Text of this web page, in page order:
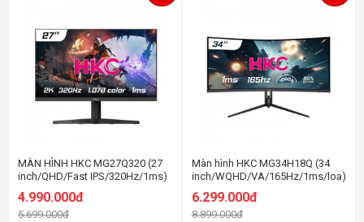
MÀN HÌNH HKC MG27Q320 (27
inch/QHD/Fast IPS/320Hz/1ms)
4.990.000đ
5.699.000đ
Màn hình HKC MG34H18Q (34
inch/WQHD/VA/165Hz/1ms/loa)
6.299.000đ
8.899.000đ